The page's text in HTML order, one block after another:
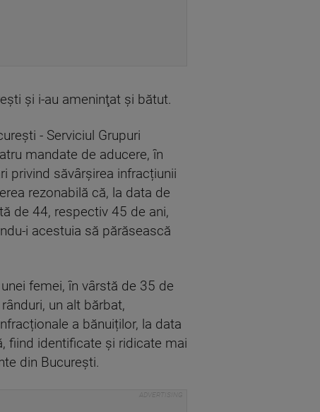
şi i-au ameninţat şi bătut.
- Serviciul Grupuri
mandate de aducere, în
privind săvârșirea infracțiunii
rezonabilă că, la data de
de 44, respectiv 45 de ani,
i acestuia să părăsească
femei, în vârstă de 35 de
un alt bărbat,
a bănuiților, la data
fiind identificate și ridicate mai
din Bucureşti.